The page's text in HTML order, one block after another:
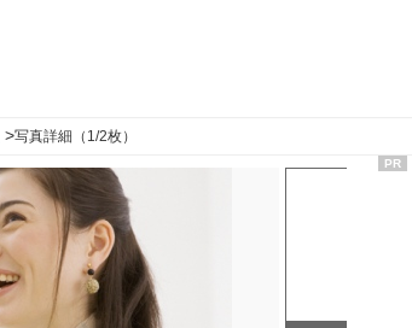
>写真詳細（1/2枚）
PR